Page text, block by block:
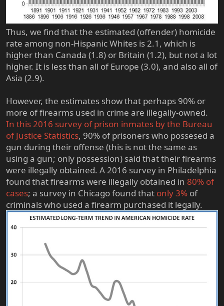
Thus, we find that the estimated (offender) homicide
rate among non-Hispanic Whites is 2.1, which is
higher than Canada (1.8) or Britain (1.2), but not a lot
higher. It is less than all of Europe (3.0), and also all of
Asia (2.9).
However, the estimates show that perhaps 90% or
more of firearms used in crime are illegally-owned.
In this 2016 survey of prison inmates by the Bureau
of Justice Statistics, 90% of prisoners who possesed a
gun during their offense (this is not the same as
using a gun; only possession) said that their firearms
were illegally obtained. A 2016 survey in Philadelphia
found that firearms were illegally obtained in 80% of
cases; a survey in Chicago found that only 3% of
criminals who used a firearm purchased it legally.